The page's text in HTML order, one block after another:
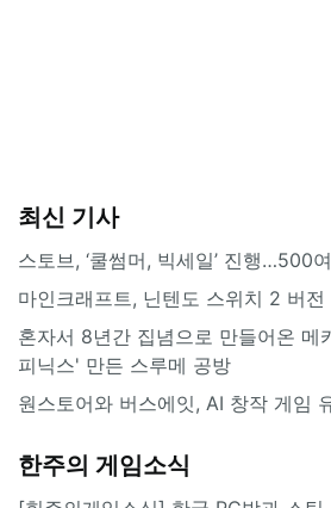
최신 기사
스토브, ‘쿨썸머, 빅세일’ 진행…500
마인크래프트, 닌텐도 스위치 2 버
혼자서 8년간 집념으로 만들어온 메
피닉스' 만든 스루메 공방
원스토어와 버스에잇, AI 창작 게임
한주의 게임소식